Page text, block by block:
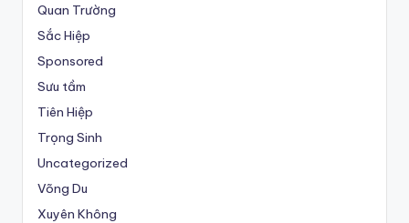
Quan Trường
Sắc Hiệp
Sponsored
Sưu tầm
Tiên Hiệp
Trọng Sinh
Uncategorized
Võng Du
Xuyên Không